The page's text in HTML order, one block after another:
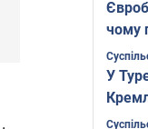
чому
У